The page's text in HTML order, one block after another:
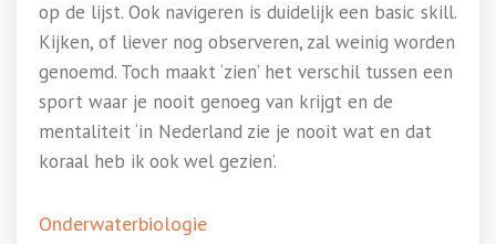
op de lijst. Ook navigeren is duidelijk een basic skill.
Kijken, of liever nog observeren, zal weinig worden
genoemd. Toch maakt ‘zien’ het verschil tussen een
sport waar je nooit genoeg van krijgt en de
mentaliteit ‘in Nederland zie je nooit wat en dat
koraal heb ik ook wel gezien’.
Onderwaterbiologie